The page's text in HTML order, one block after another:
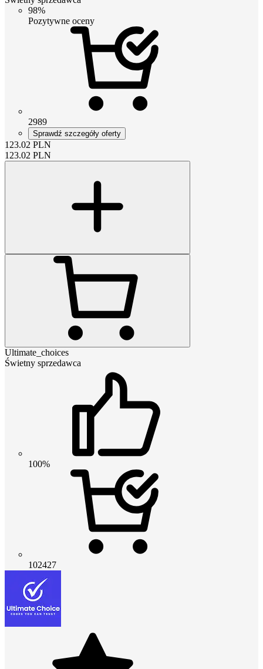
98%
Pozytywne oceny
2989
Sprawdź szczegóły oferty
123.02 PLN
123.02 PLN
Ultimate_choices
Świetny sprzedawca
100%
102427